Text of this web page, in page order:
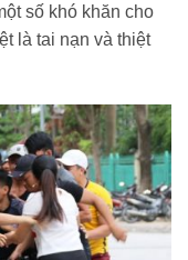
số khó khăn cho
là tai nạn và thiệt